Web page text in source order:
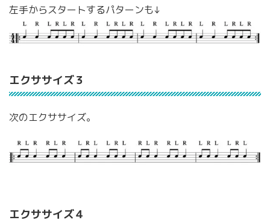
左手からスタートするパターンも↓
エクササイズ３
次のエクササイズ。
エクササイズ４